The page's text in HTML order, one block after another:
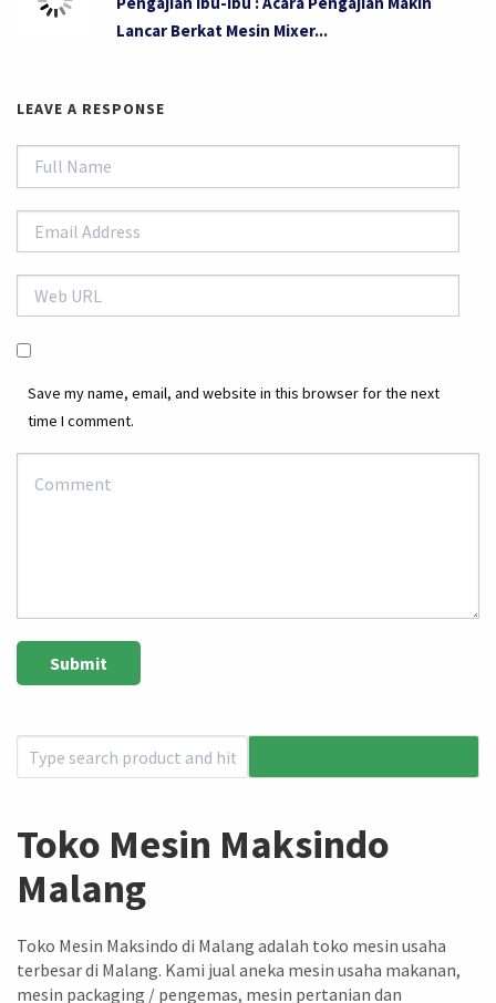
Lancar Berkat Mesin Mixer...
LEAVE A RESPONSE
Save my name, email, and website in this browser for the next
time I comment.
Toko Mesin Maksindo
Malang
Toko Mesin Maksindo di Malang adalah toko mesin usaha
terbesar di Malang. Kami jual aneka mesin usaha makanan,
mesin packaging / pengemas, mesin pertanian dan